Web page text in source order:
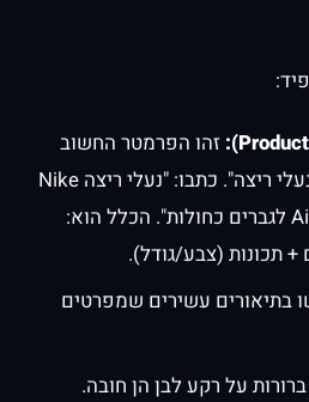
זהו הפרמטר החשוב
ביותר. אל תכתבו רק "נעלי ריצה". כתבו: "נעלי ריצה Nike
Air Zoom Pegasus 38 לגברים כחולות". הכלל הוא:
+ תכונות (צבע/גודל).
בתיאורים עשירים שמפרטים
על רקע לבן הן חובה.